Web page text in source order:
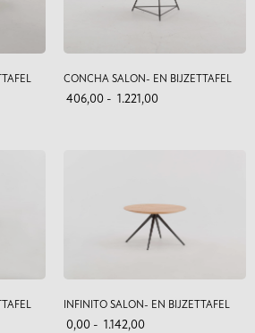
CONCHA SALON- EN BIJZETTAFEL
406,00 - 1.221,00
INFINITO SALON- EN BIJZETTAFEL
0,00 - 1.142,00